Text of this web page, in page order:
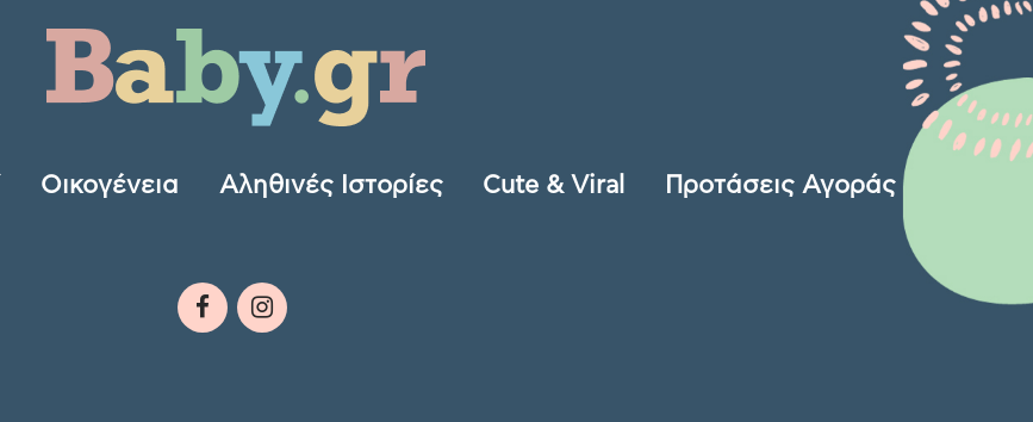
Οικογένεια Αληθινές Ιστορίες Cute & Viral Προτάσεις Αγοράς